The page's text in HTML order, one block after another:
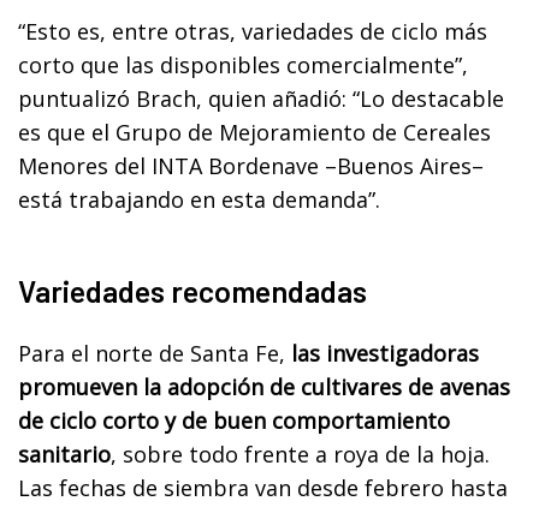
“Esto es, entre otras, variedades de ciclo más
corto que las disponibles comercialmente”,
puntualizó Brach, quien añadió: “Lo destacable
es que el Grupo de Mejoramiento de Cereales
Menores del INTA Bordenave –Buenos Aires–
está trabajando en esta demanda”.
Variedades recomendadas
Para el norte de Santa Fe, las investigadoras
promueven la adopción de cultivares de avenas
de ciclo corto y de buen comportamiento
sanitario, sobre todo frente a roya de la hoja.
Las fechas de siembra van desde febrero hasta